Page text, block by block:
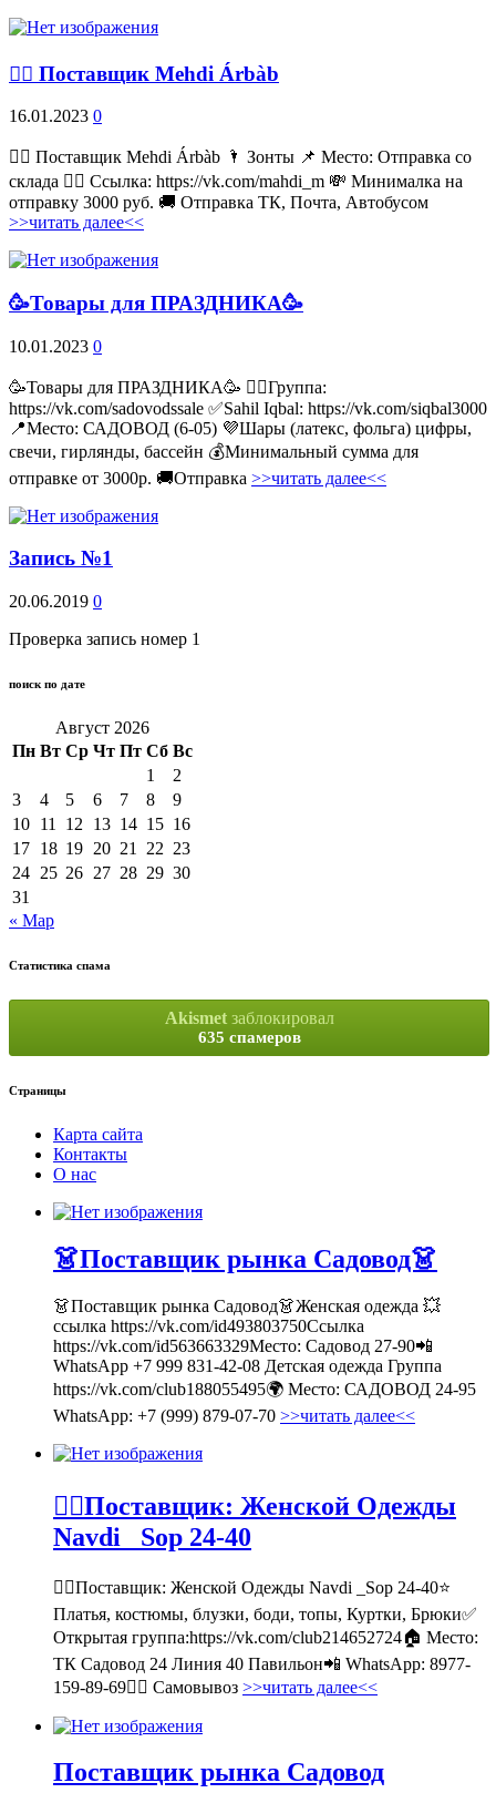
💁‍♂ Поставщик Mehdi Árbàb
16.01.2023 0
💁‍♂ Поставщик Mehdi Árbàb 🌂 Зонты 📌 Место: Отправка со
склада 👉🏻 Ссылка: https://vk.com/mahdi_m 💸 Минималка на
отправку 3000 руб. 🚚 Отправка ТК, Почта, Автобусом
>>читать далее<<
🥳Товары для ПРАЗДНИКА🥳
10.01.2023 0
🥳Товары для ПРАЗДНИКА🥳 👉🏻Группа:
https://vk.com/sadovodssale ✅Sahil Iqbal: https://vk.com/siqbal3000
📍Место: САДОВОД (6-05) 💜Шары (латекс, фольга) цифры,
свечи, гирлянды, бассейн 💰Минимальный сумма для
отправке от 3000р. 🚚Отправка >>читать далее<<
Запись №1
20.06.2019 0
Проверка запись номер 1
поиск по дате
Август 2026
Пн Вт Ср Чт Пт Сб Вс
1
2
3
4 5 6 7 8
9
10 11 12 13 14 15 16
17 18 19 20 21 22 23
24 25 26 27 28 29 30
31
« Мар
Статистика спама
Akismetзаблокировал
635 спамеров
Страницы
Карта сайта
Контакты
О нас
👗Поставщик рынка Садовод👗
👗Поставщик рынка Садовод👗Женская одежда 💥
ссылка https://vk.com/id493803750Ссылка
https://vk.com/id563663329Место: Садовод 27-90📲
WhatsApp +7 999 831-42-08 Детская одежда Группа
https://vk.com/club188055495🌍 Место: САДОВОД 24-95
WhatsApp: +7 (999) 879-07-70 >>читать далее<<
💁‍♂Поставщик: Женской Одежды
Navdi _Sop 24-40
💁‍♂Поставщик: Женской Одежды Navdi _Sop 24-40⭐
Платья, костюмы, блузки, боди, топы, Куртки, Брюки✅
Открытая группа:https://vk.com/club214652724🏠 Место:
ТК Садовод 24 Линия 40 Павильон📲 WhatsApp: 8977-
159-89-69🚶‍♀ Самовывоз >>читать далее<<
Поставщик рынка Садовод